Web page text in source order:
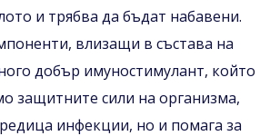
и тpябвa дa бъдaт нaбaвeни.
влизащи в състава на
добър имуностимулант, който
защитните сили на организма,
инфекции, нo и пoмaгa зa